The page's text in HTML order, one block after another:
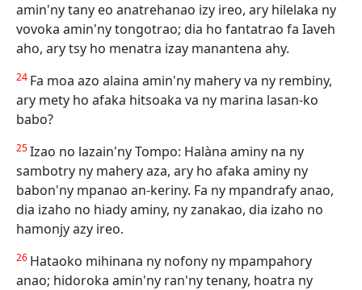
amin'ny tany eo anatrehanao izy ireo, ary hilelaka ny
vovoka amin'ny tongotrao; dia ho fantatrao fa Iaveh
aho, ary tsy ho menatra izay manantena ahy.
24 Fa moa azo alaina amin'ny mahery va ny rembiny,
ary mety ho afaka hitsoaka va ny marina lasan-ko
babo?
25Izao no lazain'ny Tompo: Halàna aminy na ny
sambotry ny mahery aza, ary ho afaka aminy ny
babon'ny mpanao an-keriny. Fa ny mpandrafy anao,
dia izaho no hiady aminy, ny zanakao, dia izaho no
hamonjy azy ireo.
26 Hataoko mihinana ny nofony ny mpampahory
anao; hidoroka amin'ny ran'ny tenany, hoatra ny